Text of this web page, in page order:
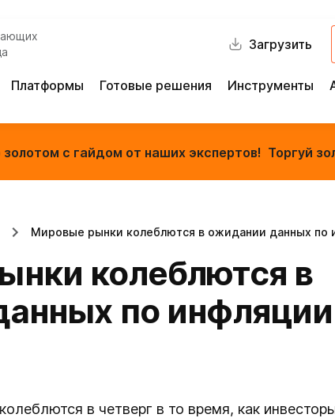
Загрузить
Платформы Готовые решения Инструменты
с гайдом от наших экспертов! Торгуй
Мировые рынки колеблются в ожидании данных по
колеблются в
по инфляции
в четверг в то время, как